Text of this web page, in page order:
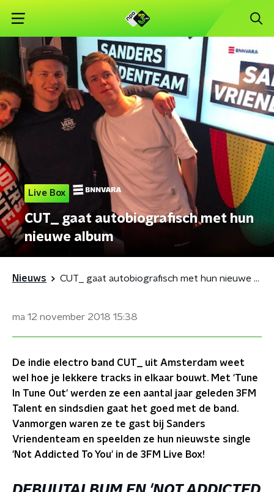
Live Box
CUT_ gaat autobiografisch met hun
nieuwe album
Nieuws CUT_ gaat autobiografisch met hun nieuwe album
ma 12 november 2018 15:38
De indie electro band CUT_ uit Amsterdam weet
wel hoe je lekkere tracks in elkaar bouwt. Met 'Tune
In Tune Out' werden ze een aantal jaar geleden 3FM
Talent en sindsdien gaat het goed met de band.
Vanmorgen waren ze te gast bij Sanders
Vriendenteam en speelden ze hun nieuwste single
'Not Addicted To You' in de 3FM Live Box!